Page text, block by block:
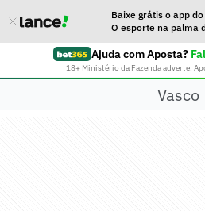
Baixe grátis o app
O esporte na palma
Ajuda com Aposta?
18+ Ministério da Fazenda adverte:
Vasco